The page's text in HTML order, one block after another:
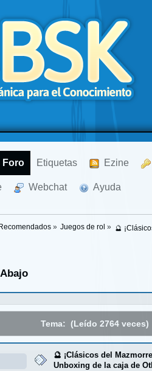
Foro Etiquetas Ezine
Webchat Ayuda
Recomendados» Juegos de rol » 🔮
Abajo
Tema: (Leído 2764 veces)
🔮 ¡Clásicos del
Unboxing de la caja de